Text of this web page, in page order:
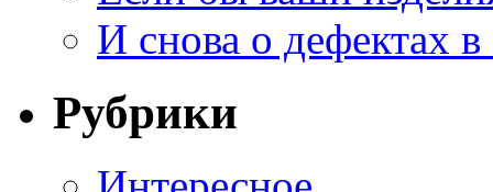
И снова о дефектах
Рубрики